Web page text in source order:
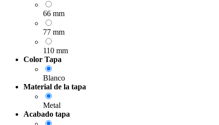
66 mm
77 mm
110 mm
Color Tapa
Blanco
Material de la tapa
Metal
Acabado tapa